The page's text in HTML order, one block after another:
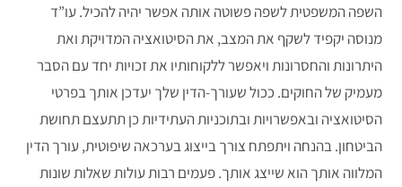
השפה המשפטית לשפה פשוטה אותה אפשר יהיה להכיל. עו”ד
מנוסה יקפיד לשקף את המצב, את הסיטואציה המדויקת ואת
היתרונות והחסרונות ויאפשר ללקוחותיו את זכויות יחד עם הסבר
מעמיק של החוקים. ככול שעורך-הדין שלך יעדכן אותך בפרטי
הסיטואציה ובאפשרויות ובתוכניות העתידיות כן תתעצם תחושת
הביטחון. בהנחה ויתפתח צורך בייצוג בערכאה שיפוטית, עורך הדין
המלווה אותך הוא שייצג אותך. פעמים רבות עולות שאלות שונות